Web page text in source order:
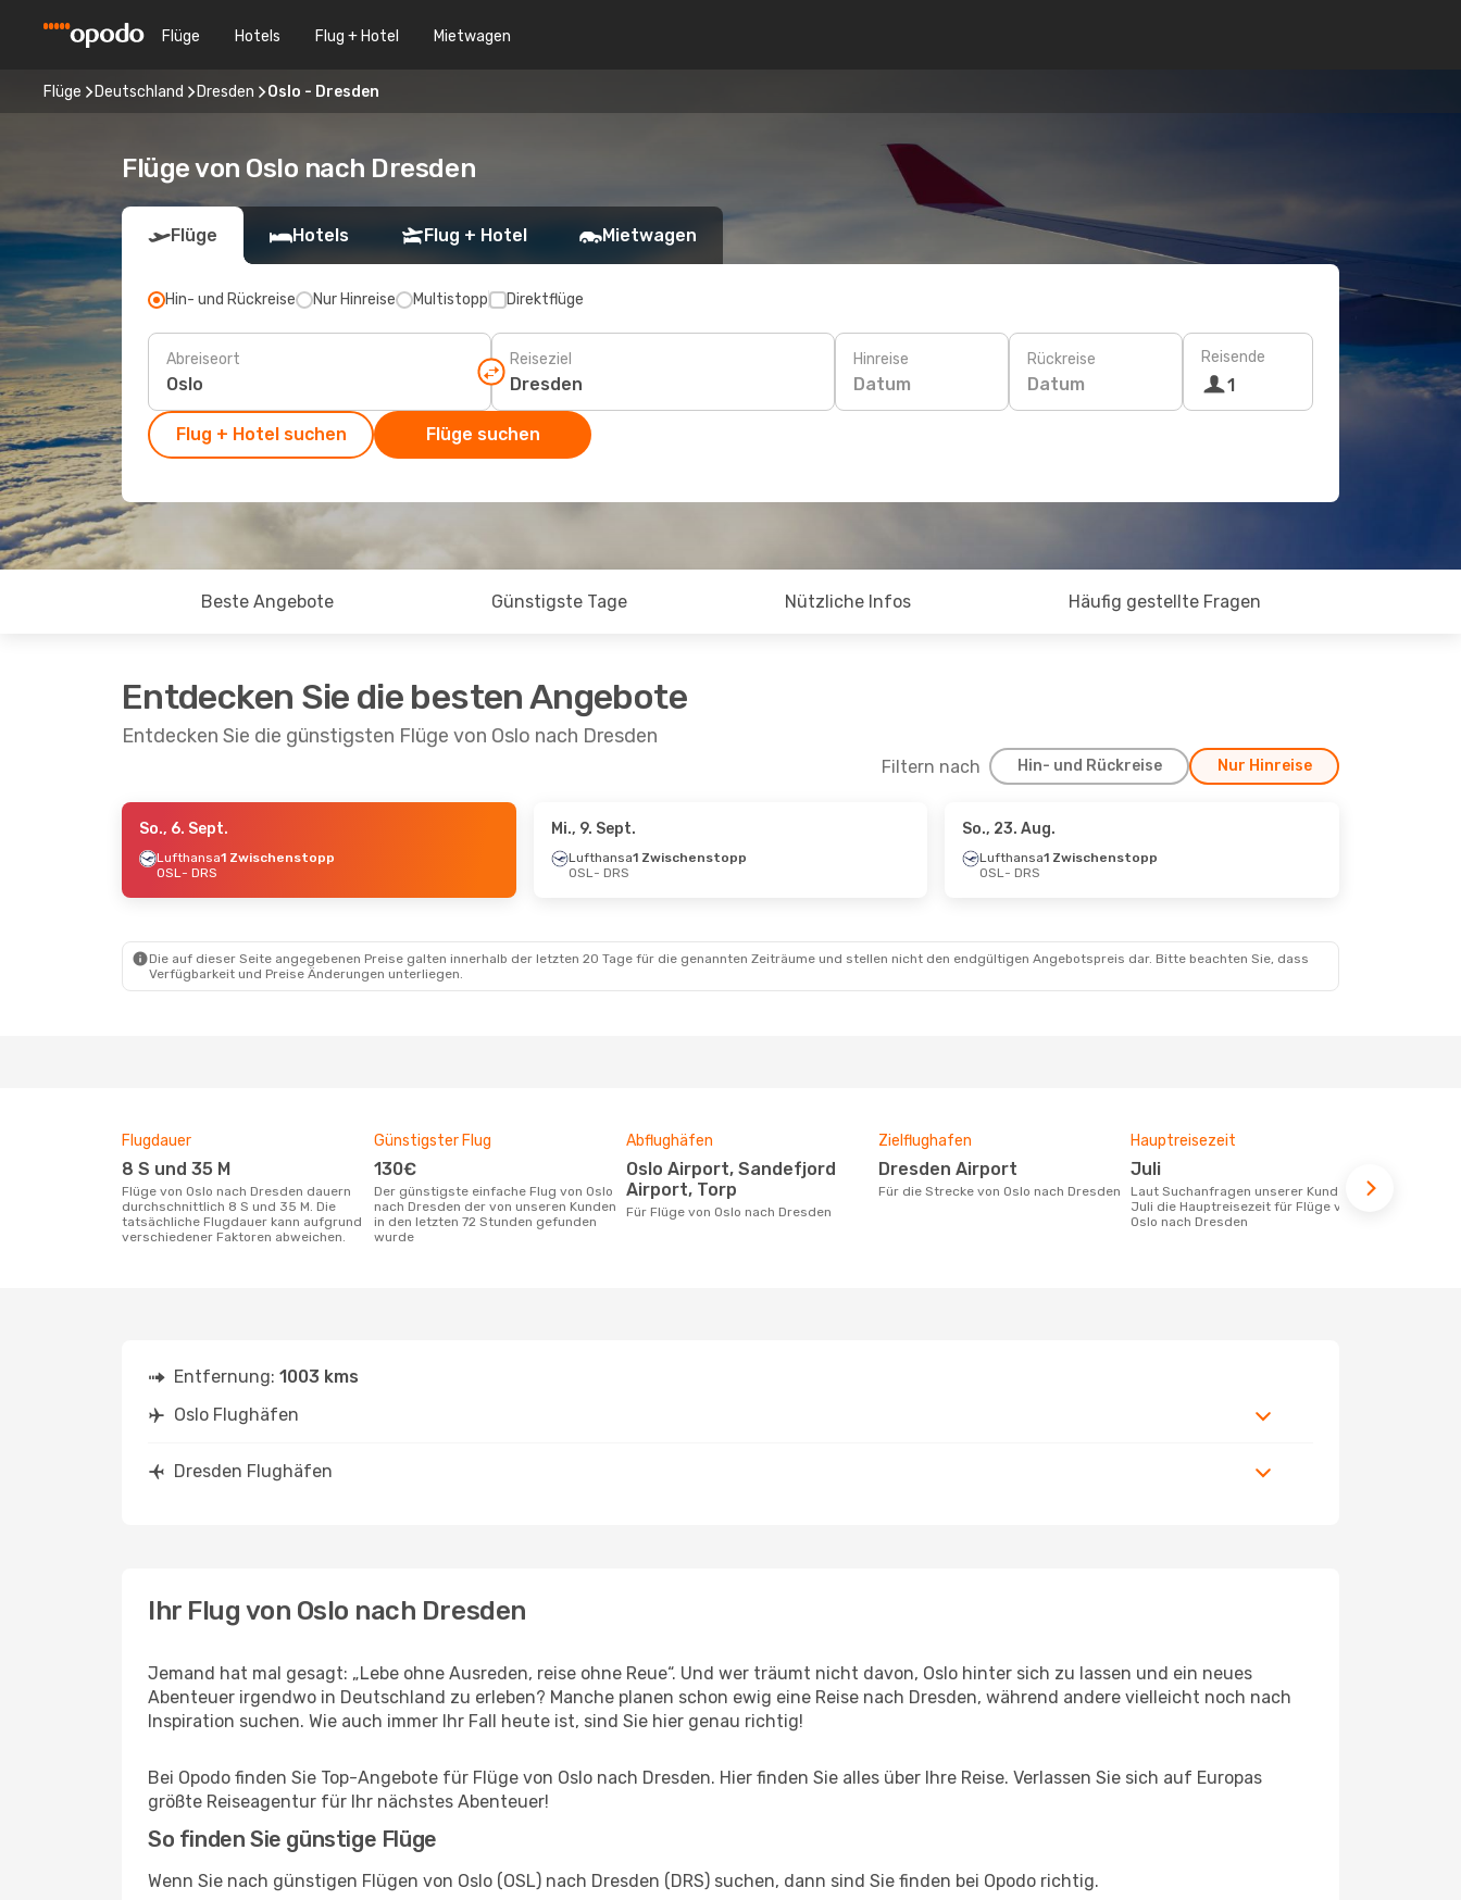
Flüge Hotels Flug + Hotel Mietwagen
Flüge Deutschland Dresden Oslo - Dresden
Flüge von Oslo nach Dresden
Flüge Hotels Flug + Hotel Mietwagen
Hin- und Rückreise Nur Hinreise Multistopp Direktflüge
Abreiseort Reiseziel Hinreise
Datum
Rückreise
Datum
Reisende
1
Flug + Hotel suchen Flüge suchen
Beste Angebote Günstigste Tage Nützliche Infos Häufig gestellte Fragen
Entdecken Sie die besten Angebote
Entdecken Sie die günstigsten Flüge von Oslo nach Dresden
Filtern nach Hin- und Rückreise Nur Hinreise
- Do., 17. Sept.
1 Zwischenstopp
- So., 6. Sept.
1 Zwischenstopp
- Fr., 21. Aug.
1 Zwischenstopp
- So., 27. Sept.
So., 6. Sept.
Lufthansa1 Zwischenstopp
OSL- DRS
Mi., 9. Sept.
Lufthansa1 Zwischenstopp
OSL- DRS
So., 23. Aug.
Lufthansa1 Zwischenstopp
OSL- DRS
Die auf dieser Seite angegebenen Preise galten innerhalb der letzten 20 Tage für die genannten Zeiträume und stellen nicht den endgültigen Angebotspreis dar. Bitte beachten Sie, dass
Verfügbarkeit und Preise Änderungen unterliegen.
Flugdauer
8 S und 35 M
Flüge von Oslo nach Dresden dauern
durchschnittlich 8 S und 35 M. Die
tatsächliche Flugdauer kann aufgrund
verschiedener Faktoren abweichen.
Günstigster Flug
130€
Der günstigste einfache Flug von Oslo
nach Dresden der von unseren Kunden
in den letzten 72 Stunden gefunden
wurde
Abflughäfen
Oslo Airport, Sandefjord
Airport, Torp
Für Flüge von Oslo nach Dresden
Zielflughafen
Dresden Airport
Für die Strecke von Oslo nach Dresden
Hauptreisezeit
Juli
Laut Suchanfragen unserer Kunden ist
Juli die Hauptreisezeit für Flüge von
Oslo nach Dresden
Entfernung: 1003 kms
Oslo Flughäfen
Dresden Flughäfen
Ihr Flug von Oslo nach Dresden
Jemand hat mal gesagt: „Lebe ohne Ausreden, reise ohne Reue“. Und wer träumt nicht davon, Oslo hinter sich zu lassen und ein neues
Abenteuer irgendwo in Deutschland zu erleben? Manche planen schon ewig eine Reise nach Dresden, während andere vielleicht noch nach
Inspiration suchen. Wie auch immer Ihr Fall heute ist, sind Sie hier genau richtig!
Bei Opodo finden Sie Top-Angebote für Flüge von Oslo nach Dresden. Hier finden Sie alles über Ihre Reise. Verlassen Sie sich auf Europas
größte Reiseagentur für Ihr nächstes Abenteuer!
So finden Sie günstige Flüge
Wenn Sie nach günstigen Flügen von Oslo (OSL) nach Dresden (DRS) suchen, dann sind Sie finden bei Opodo richtig.